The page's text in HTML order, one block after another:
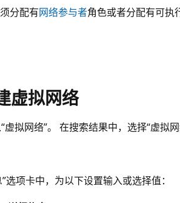
分配有网络参与者角色或者分配有可执
虚拟网络
拟网络”。 在搜索结果中，选择“虚拟网
选项卡中，为以下设置输入或选择值：